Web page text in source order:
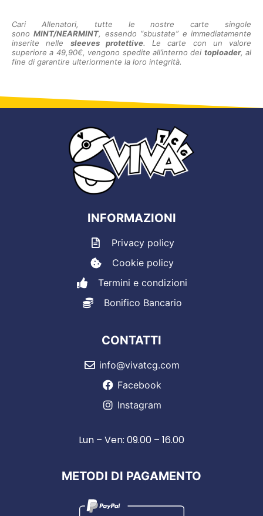
Cari Allenatori, tutte le nostre carte singole
sonoMINT/NEARMINT, essendo “sbustate” e immediatamente
inserite nelle sleeves protettive. Le carte con un valore
superiore a 49,90€, vengono spedite all’interno dei toploader, al
fine di garantire ulteriormente la loro integrità.
INFORMAZIONI
Privacy policy
Cookie policy
Termini e condizioni
Bonifico Bancario
CONTATTI
info@vivatcg.com
Facebook
Instagram
Lun – Ven: 09.00 – 16.00
METODI DI PAGAMENTO